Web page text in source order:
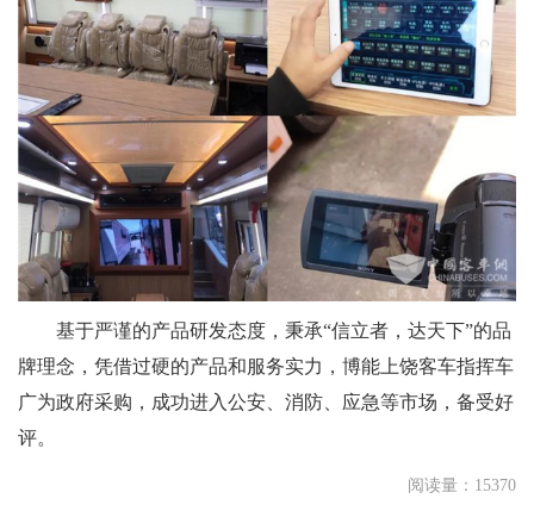
基于严谨的产品研发态度，秉承“信立者，达天下”的品
牌理念，凭借过硬的产品和服务实力，博能上饶客车指挥车
广为政府采购，成功进入公安、消防、应急等市场，备受好
评。
阅读量：15370